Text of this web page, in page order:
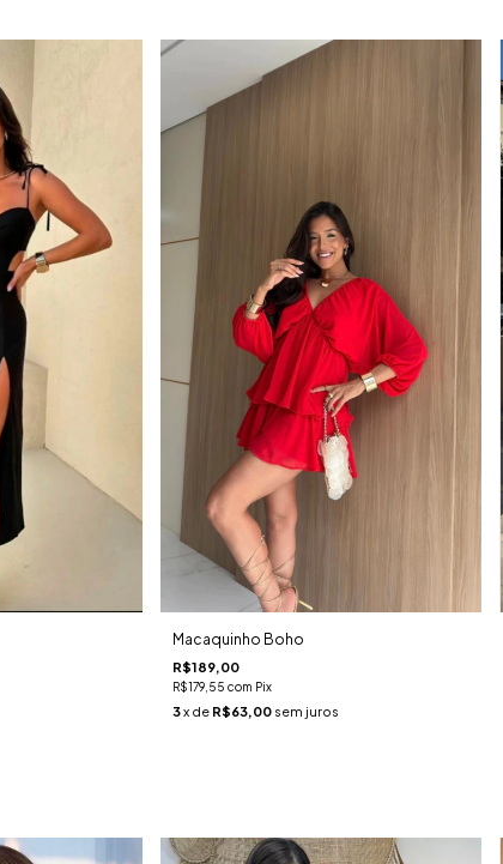
Macaquinho Boho
R$189,00
R$179,55 com Pix
3x de R$63,00 sem juros